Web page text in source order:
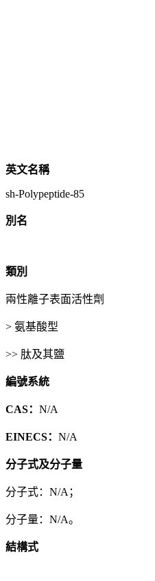
英文名稱
sh-Polypeptide-85
別名
類別
兩性離子表面活性劑
> 氨基酸型
>> 肽及其鹽
編號系統
CAS： N/A
EINECS： N/A
分子式及分子量
分子式：N/A；
分子量：N/A。
結構式